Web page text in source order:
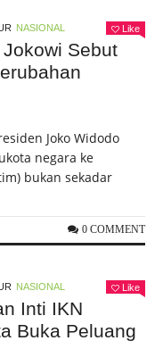
NASIONAL Like
Sebut
Joko Widodo
negara ke
bukan sekadar
0 COMMENT
NASIONAL Like
Inti IKN
Buka Peluang